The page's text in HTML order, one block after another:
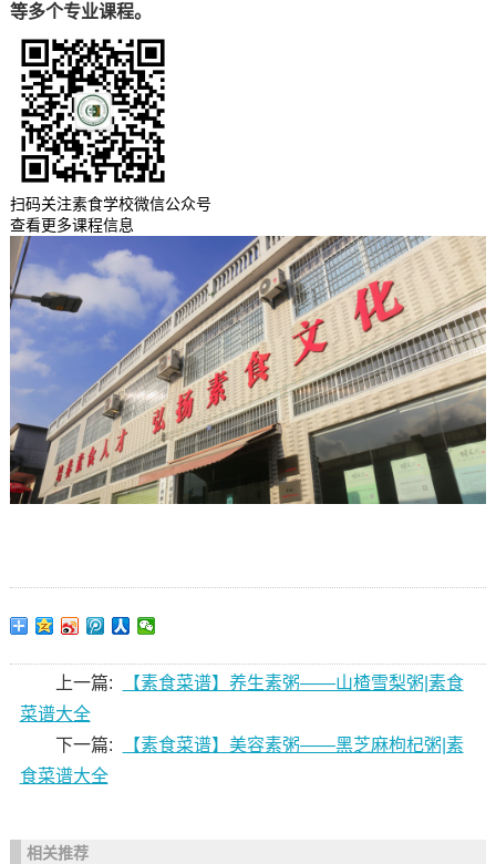
等多个专业课程。
扫码关注素食学校微信公众号
查看更多课程信息
上一篇:
【素食菜谱】养生素粥——山楂雪梨粥|素食
菜谱大全
下一篇:
【素食菜谱】美容素粥——黑芝麻枸杞粥|素
食菜谱大全
相关推荐